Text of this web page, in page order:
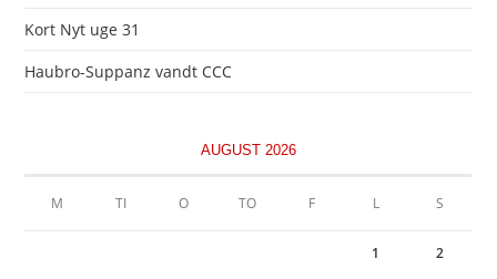
Kort Nyt uge 31
Haubro-Suppanz vandt CCC
AUGUST 2026
M TI O TO F L S
1 2